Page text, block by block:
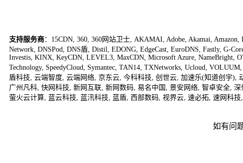
支持服务商： 15CDN, 360, 360网站卫士, AKAMAI, Adobe, Akamai, Amazon,
Network, DNSPod, DNS盾, Distil, EDONG, EdgeCast, EuroDNS, Fastly, G-
Investis, KINX, KeyCDN, LEVEL3, MaxCDN, Microsoft Azure, NameBright,
Technology, SpeedyCloud, Symantec, TAN14, TXNetworks, Ucloud, VOLUUM,
盾科技, 云端智度, 云端网络, 京东云, 今科科技, 创世云, 加速乐(知道创宇),
广州凡科, 快网科技, 新网互联, 新网数码, 易名中国 , 景安网络, 智卓安全, 深
萤火云计算, 蓝云科技, 蓝汛科技, 蓝盾, 西部数码, 视界云, 速必拓, 速网科技,
如有问